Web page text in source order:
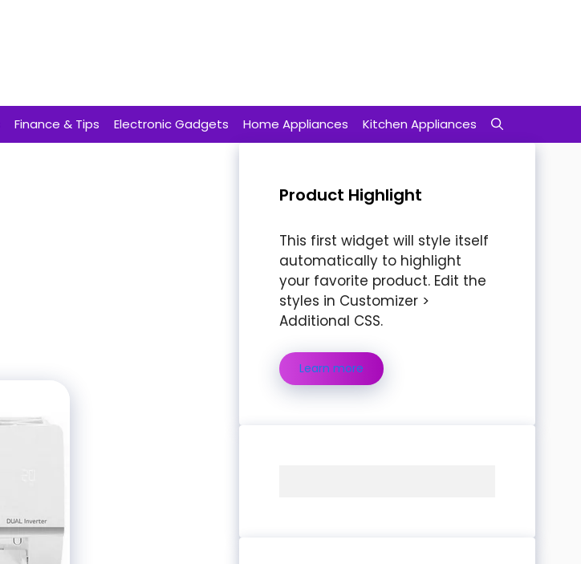
Finance & Tips Electronic Gadgets Home Appliances Kitchen Appliances
Product Highlight
This first widget will style itself
automatically to highlight
your favorite product. Edit the
styles in Customizer >
Additional CSS.
Learn more